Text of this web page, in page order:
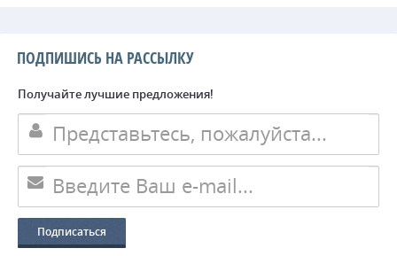
ПОДПИШИСЬ НА РАССЫЛКУ
Получайте лучшие предложения!